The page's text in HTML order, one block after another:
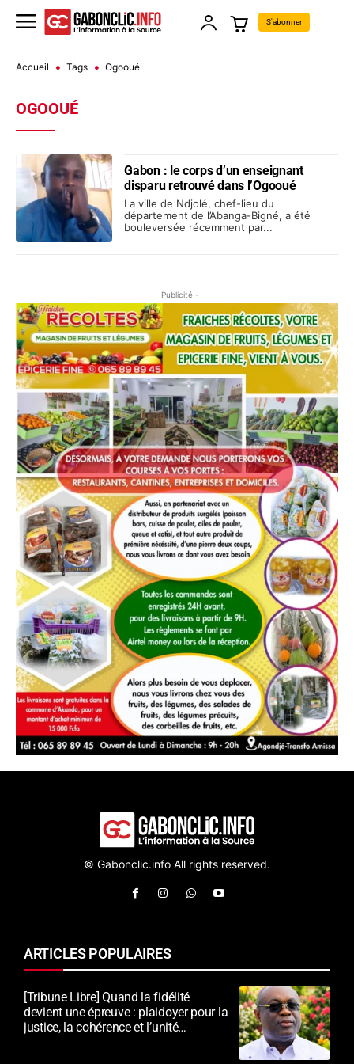
S'abonner
Accueil Tags Ogooué
OGOOUÉ
Gabon : le corps d’un enseignant
disparu retrouvé dans l’Ogooué
La ville de Ndjolé, chef-lieu du
département de l’Abanga-Bigné, a été
bouleversée récemment par...
- Publicité -
© Gabonclic.info All rights reserved.
ARTICLES POPULAIRES
[Tribune Libre] Quand la fidélité
devient une épreuve : plaidoyer pour la
justice, la cohérence et l’unité